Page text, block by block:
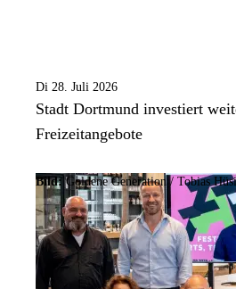
Di 28. Juli 2026
Stadt Dortmund investiert
Freizeitangebote
Bild: Goldene Generation / Tobias